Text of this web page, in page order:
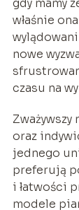
gdy mamy
właśnie
nowe
czasu na
oraz
jednego
preferują
i łatwości
modele